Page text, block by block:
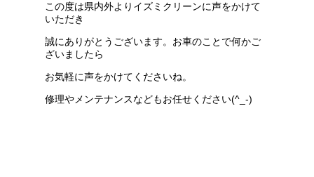
この度は県内外よりイズミクリーンに声をかけて
いただき
誠にありがとうございます。お車のことで何かご
ざいましたら
お気軽に声をかけてくださいね。
修理やメンテナンスなどもお任せください(^_-)